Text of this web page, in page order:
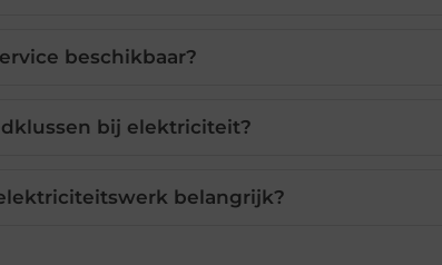
beschikbaar?
bij elektriciteit?
belangrijk?